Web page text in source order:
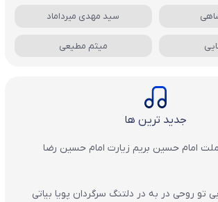
سید مهدی میرداماد
میثم مطیعی
جدید ترین ها
امام حسین بریم زیارت امام حسین رضا
تو روحی در به در دلتنگ سرگردان پویا بیاتی